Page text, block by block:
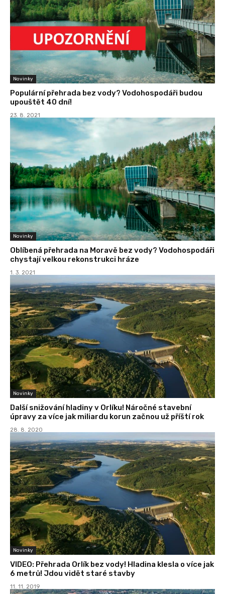
Novinky
Populární přehrada bez vody? Vodohospodáři budou
upouštět 40 dní!
23. 8. 2021
Novinky
Oblíbená přehrada na Moravě bez vody? Vodohospodáři
chystají velkou rekonstrukci hráze
1. 3. 2021
Novinky
Další snižování hladiny v Orlíku! Náročné stavební
úpravy za více jak miliardu korun začnou už příští rok
28. 8. 2020
Novinky
VIDEO: Přehrada Orlík bez vody! Hladina klesla o více jak
6 metrů! Jdou vidět staré stavby
11. 11. 2019